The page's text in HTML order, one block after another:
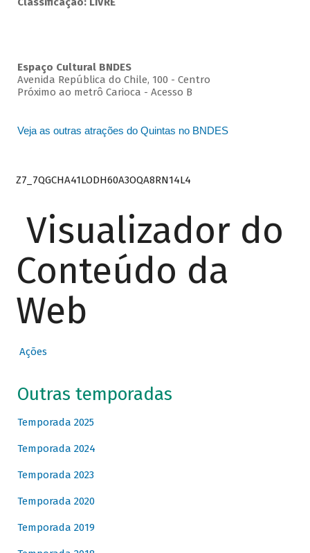
Espaço Cultural BNDES
Avenida República do Chile, 100 - Centro
Próximo ao metrô Carioca - Acesso B
Veja as outras atrações do Quintas no BNDES
Z7_7QGCHA41LODH60A3OQA8RN14L4
Visualizador do
Conteúdo da
Web
Ações
Outras temporadas
Temporada 2025
Temporada 2024
Temporada 2023
Temporada 2020
Temporada 2019